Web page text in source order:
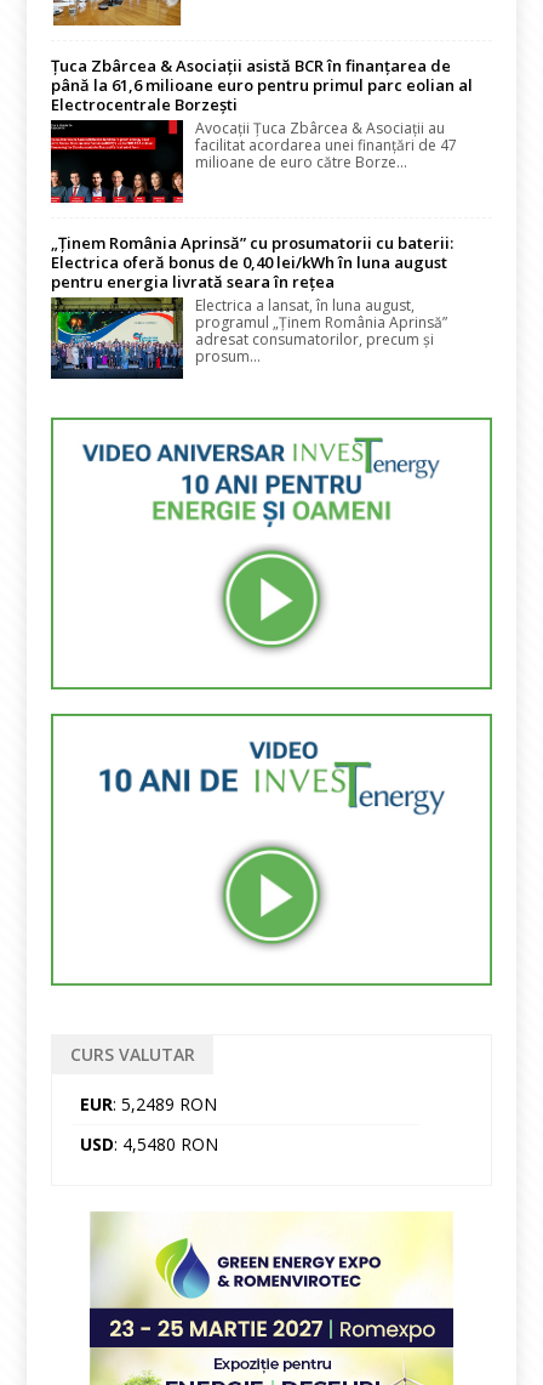
Țuca Zbârcea & Asociații asistă BCR în finanțarea de
până la 61,6 milioane euro pentru primul parc eolian al
Electrocentrale Borzești
Avocații Țuca Zbârcea & Asociații au
facilitat acordarea unei finanțări de 47
milioane de euro către Borze...
„Ținem România Aprinsă” cu prosumatorii cu baterii:
Electrica oferă bonus de 0,40 lei/kWh în luna august
pentru energia livrată seara în rețea
Electrica a lansat, în luna august,
programul „Ținem România Aprinsă”
adresat consumatorilor, precum și
prosum...
CURS VALUTAR
EUR: 5,2489 RON
USD: 4,5480 RON